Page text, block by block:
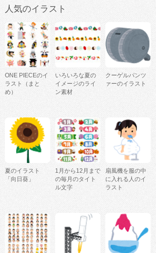
人気のイラスト
ONE PIECEのイ
ラスト（まと
め）
いろいろな夏の
イメージのライ
ン素材
クーゲルパンツ
ァーのイラスト
夏のイラスト
「向日葵」
1月から12月まで
の毎月のタイト
ル文字
扇風機を服の中
に入れる人のイ
ラスト